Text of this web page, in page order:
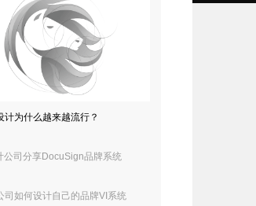
计为什么越来越流行？
公司分享DocuSign品牌系统
司如何设计自己的品牌VI系统